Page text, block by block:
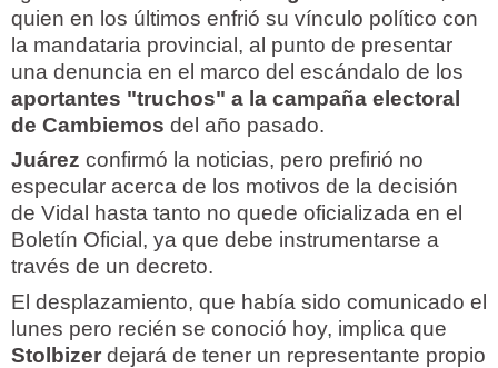
quien en los últimos enfrió su vínculo político con
la mandataria provincial, al punto de presentar
una denuncia en el marco del escándalo de los
aportantes "truchos" a la campaña electoral
de Cambiemos del año pasado.
Juárez confirmó la noticias, pero prefirió no
especular acerca de los motivos de la decisión
de Vidal hasta tanto no quede oficializada en el
Boletín Oficial, ya que debe instrumentarse a
través de un decreto.
El desplazamiento, que había sido comunicado el
lunes pero recién se conoció hoy, implica que
Stolbizer dejará de tener un representante propio